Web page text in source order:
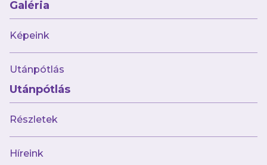
Galéria
Képeink
Utánpótlás
Utánpótlás
Részletek
Híreink
Múltunk
Történelmünk
Jelenünk
Meccseink
Csapataink